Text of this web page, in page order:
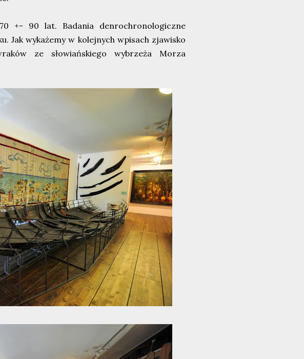
+- 90 lat. Badania denrochronologiczne
Jak wykażemy w kolejnych wpisach zjawisko
ze słowiańskiego wybrzeża Morza